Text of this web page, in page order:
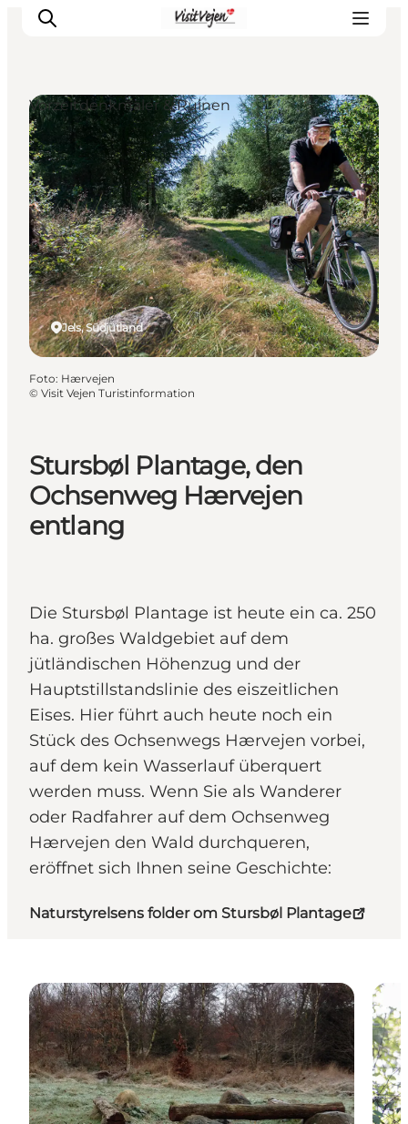
Restaurants
Schlafen
Nature
Städte
Events
Explore
Stursbøl Plantage, den
Ochsenweg Hærvejen
entlang
Die Stursbøl Plantage ist heute ein ca. 250
ha. großes Waldgebiet auf dem
jütländischen Höhenzug und der
Hauptstillstandslinie des eiszeitlichen
Eises. Hier führt auch heute noch ein
Stück des Ochsenwegs Hærvejen vorbei,
auf dem kein Wasserlauf überquert
werden muss. Wenn Sie als Wanderer
oder Radfahrer auf dem Ochsenweg
Hærvejen den Wald durchqueren,
eröffnet sich Ihnen seine Geschichte:
Naturstyrelsens folder om Stursbøl Plantage
Jels, Südjütland
Vorzeitdenkmäler & Ruinen
Foto: Hærvejen
© Visit Vejen Turistinformation